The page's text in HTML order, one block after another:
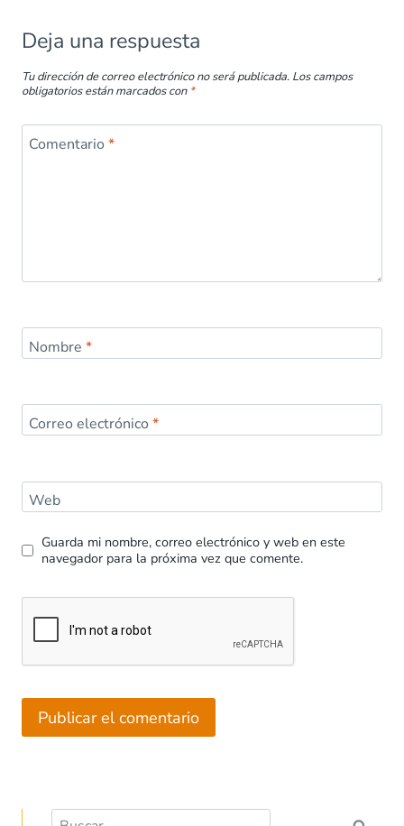
Deja una respuesta
Tu dirección de correo electrónico no será publicada. Los campos
obligatorios están marcados con *
Comentario *
Nombre *
Correo electrónico *
Web
Guarda mi nombre, correo electrónico y web en este
navegador para la próxima vez que comente.